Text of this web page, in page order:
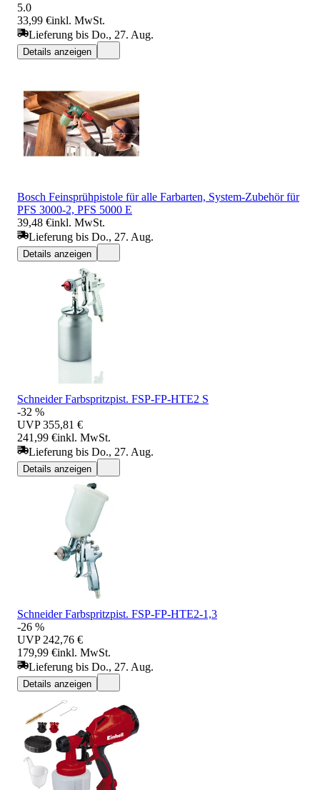
5.0
33,99 €inkl. MwSt.
Lieferung bis Do., 27. Aug.
Details anzeigen
Bosch Feinsprühpistole für alle Farbarten, System-Zubehör für
PFS 3000-2, PFS 5000 E
39,48 €inkl. MwSt.
Lieferung bis Do., 27. Aug.
Details anzeigen
Schneider Farbspritzpist. FSP-FP-HTE2 S
-32 %
UVP 355,81 €
241,99 €inkl. MwSt.
Lieferung bis Do., 27. Aug.
Details anzeigen
Schneider Farbspritzpist. FSP-FP-HTE2-1,3
-26 %
UVP 242,76 €
179,99 €inkl. MwSt.
Lieferung bis Do., 27. Aug.
Details anzeigen